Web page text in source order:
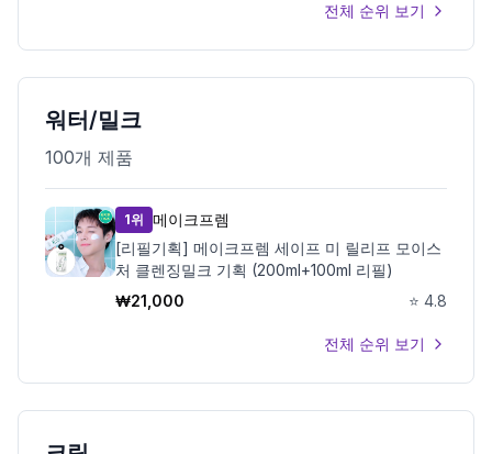
전체 순위 보기
워터/밀크
100개 제품
1위 메이크프렘
[리필기획] 메이크프렘 세이프 미 릴리프 모이스
처 클렌징밀크 기획 (200ml+100ml 리필)
₩21,000 ⭐ 4.8
전체 순위 보기